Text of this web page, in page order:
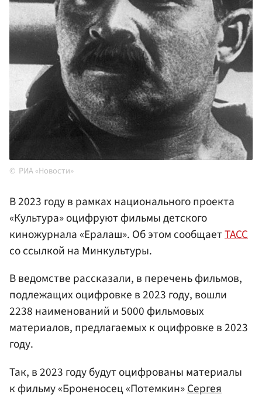
РИА «Новости»
В 2023 году в рамках национального проекта
«Культура» оцифруют фильмы детского
киножурнала «Ералаш». Об этом сообщаетТАСС
со ссылкой на Минкультуры.
В ведомстве рассказали, в перечень фильмов,
подлежащих оцифровке в 2023 году, вошли
2238 наименований и 5000 фильмовых
материалов, предлагаемых к оцифровке в 2023
году.
Так, в 2023 году будут оцифрованы материалы
к фильму «Броненосец «Потемкин»Сергея